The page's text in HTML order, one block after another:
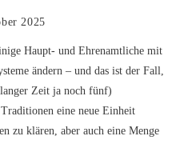
2025
Haupt- und Ehrenamtliche mit
ändern – und das ist der Fall,
Zeit ja noch fünf)
eine neue Einheit
zu klären, aber auch eine Menge